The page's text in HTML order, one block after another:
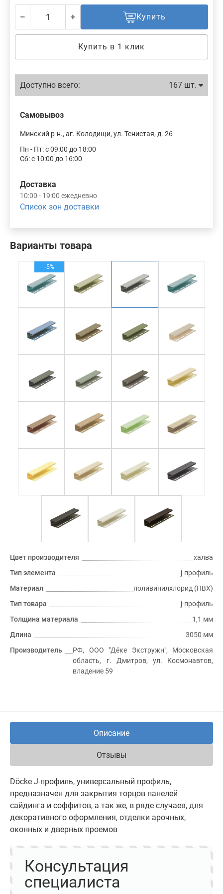
Варианты товара
-5%
Цвет производителя
халва
Тип элемента
j-профиль
Материал
поливинилхлорид (ПВХ)
Тип товара
j-профиль
Толщина материала
1,1 мм
Длина
3050 мм
Производитель
РФ, ООО "Дёке Экстружн", Московская
область, г. Дмитров, ул. Космонавтов,
владение 59
Купить
Купить в 1 клик
Доступно всего: 167 шт.
Самовывоз
Минский р-н., аг. Колодищи, ул. Тенистая, д. 26
Пн - Пт: с 09:00 до 18:00
Сб: с 10:00 до 16:00
Доставка
10:00 - 19:00 ежедневно
Список зон доставки
Описание
Отзывы
Döcke J-профиль, универсальный профиль,
предназначен для закрытия торцов панелей
сайдинга и соффитов, а так же, в ряде случаев, для
декоративного оформления, отделки арочных,
оконных и дверных проемов
Консультация
специалиста